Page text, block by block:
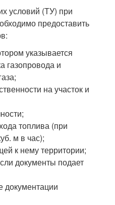
условий (ТУ) при
предоставить
указывается
газопровода и
на участок и
топлива (при
м в час);
к нему территории;
документы подает
документации